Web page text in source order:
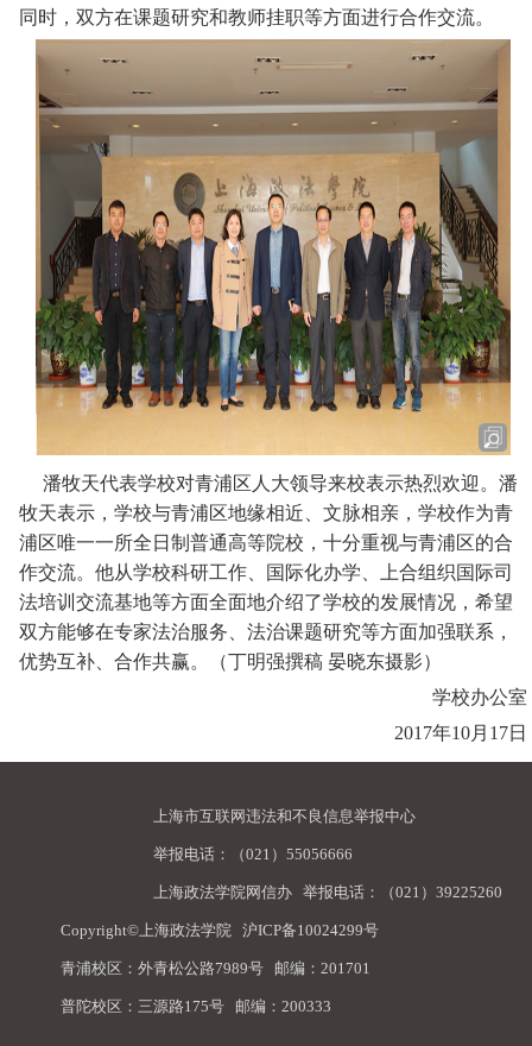
同时，双方在课题研究和教师挂职等方面进行合作交流。
潘牧天代表学校对青浦区人大领导来校表示热烈欢迎。潘
牧天表示，学校与青浦区地缘相近、文脉相亲，学校作为青
浦区唯一一所全日制普通高等院校，十分重视与青浦区的合
作交流。他从学校科研工作、国际化办学、上合组织国际司
法培训交流基地等方面全面地介绍了学校的发展情况，希望
双方能够在专家法治服务、法治课题研究等方面加强联系，
优势互补、合作共赢。（丁明强撰稿 晏晓东摄影）
学校办公室
2017年10月17日
上海市互联网违法和不良信息举报中心
举报电话：（021）55056666
上海政法学院网信办 举报电话：（021）39225260
Copyright©上海政法学院 沪ICP备10024299号
青浦校区：外青松公路7989号 邮编：201701
普陀校区：三源路175号 邮编：200333